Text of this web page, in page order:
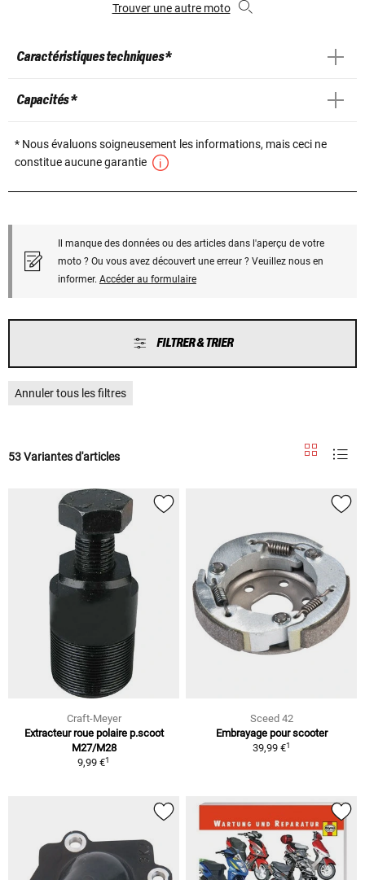
Trouver une autre moto
Caractéristiques techniques *
Capacités *
* Nous évaluons soigneusement les informations, mais ceci ne
constitue aucune garantie
Il manque des données ou des articles dans l'aperçu de votre
moto ? Ou vous avez découvert une erreur ? Veuillez nous en
informer. Accéder au formulaire
FILTRER & TRIER
Annuler tous les filtres
53 Variantes d'articles
Craft-Meyer
Extracteur roue polaire p.scoot
M27/M28
9,99 €1
Sceed 42
Embrayage pour scooter
39,99 €1